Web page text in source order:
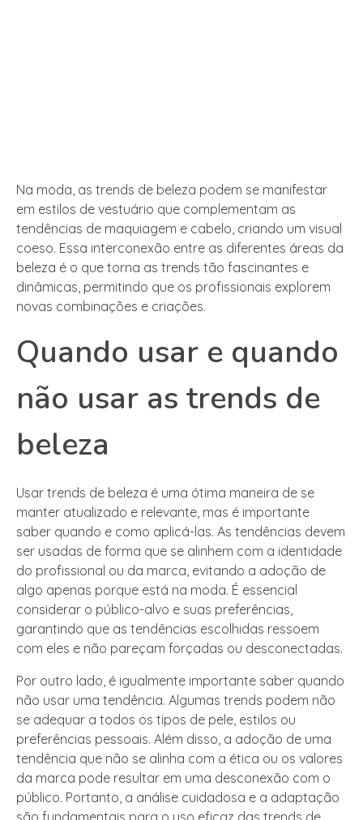
Na moda, as trends de beleza podem se manifestar
em estilos de vestuário que complementam as
tendências de maquiagem e cabelo, criando um visual
coeso. Essa interconexão entre as diferentes áreas da
beleza é o que torna as trends tão fascinantes e
dinâmicas, permitindo que os profissionais explorem
novas combinações e criações.
Quando usar e quando
não usar as trends de
beleza
Usar trends de beleza é uma ótima maneira de se
manter atualizado e relevante, mas é importante
saber quando e como aplicá-las. As tendências devem
ser usadas de forma que se alinhem com a identidade
do profissional ou da marca, evitando a adoção de
algo apenas porque está na moda. É essencial
considerar o público-alvo e suas preferências,
garantindo que as tendências escolhidas ressoem
com eles e não pareçam forçadas ou desconectadas.
Por outro lado, é igualmente importante saber quando
não usar uma tendência. Algumas trends podem não
se adequar a todos os tipos de pele, estilos ou
preferências pessoais. Além disso, a adoção de uma
tendência que não se alinha com a ética ou os valores
da marca pode resultar em uma desconexão com o
público. Portanto, a análise cuidadosa e a adaptação